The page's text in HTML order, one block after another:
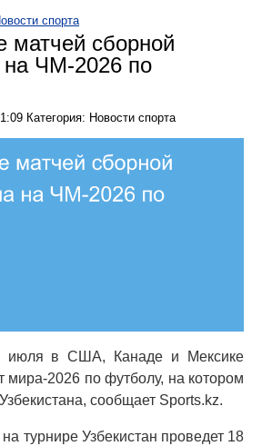
спорта
матчей сборной
на ЧМ-2026 по
Категория: Новости спорта
в США, Канаде и Мексике
мира-2026 по футболу, на котором
сообщает Sports.kz.
турнире Узбекистан проведет 18